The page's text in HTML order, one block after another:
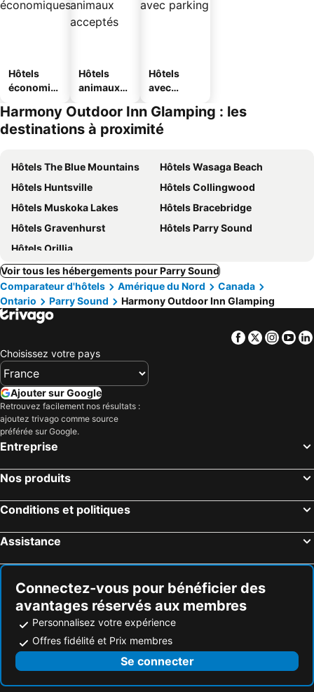
Hôtels
économiq
Hôtels
animaux
Hôtels
avec
Harmony Outdoor Inn Glamping : les
destinations à proximité
Hôtels The Blue Mountains
Hôtels Wasaga Beach
Hôtels Huntsville
Hôtels Collingwood
Hôtels Muskoka Lakes
Hôtels Bracebridge
Hôtels Gravenhurst
Hôtels Parry Sound
Hôtels Orillia
Voir tous les hébergements pour Parry Sound
Comparateur d'hôtels
Amérique du Nord
Canada
Ontario
Parry Sound Harmony Outdoor Inn Glamping
Facebook
Twitter
Choisissez votre pays
Ajouter sur Google
Retrouvez facilement nos résultats :
ajoutez trivago comme source
préférée sur Google.
Entreprise
Nos produits
Conditions et politiques
Assistance
Connectez-vous pour bénéficier des
avantages réservés aux membres
Personnalisez votre expérience
Offres fidélité et Prix membres
Se connecter